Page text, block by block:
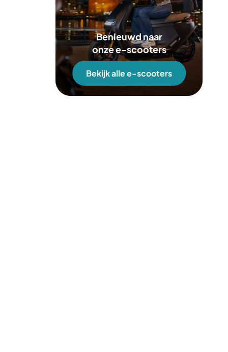
Benieuwd naar
onze e-scooters
Bekijk alle e-scooters